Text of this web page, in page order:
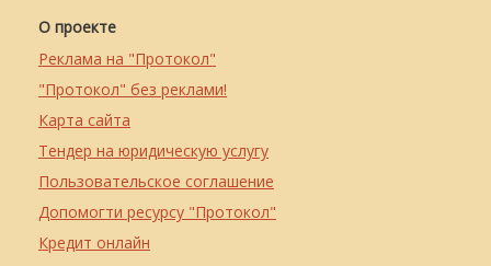
О проекте
Реклама на "Протокол"
"Протокол" без реклами!
Карта сайта
Тендер на юридическую услугу
Пользовательское соглашение
Допомогти ресурсу "Протокол"
Кредит онлайн